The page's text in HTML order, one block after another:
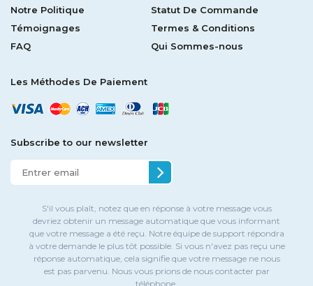
Notre Politique
Statut De Commande
Témoignages
Termes & Conditions
FAQ
Qui Sommes-nous
Les Méthodes De Paiement
Subscribe to our newsletter
S'il vous plaît, notez que en réponse à votre message vous
devriez obtenir un message automatique que vous informant
que votre message a été reçu. Notre équipe de support répondra
à votre demande le plus tôt possible. Si vous n'avez pas reçu une
réponse automatique, cela signifie que votre message ne nous
est pas parvenu. Nous vous prions de nous contacter par
téléphone.